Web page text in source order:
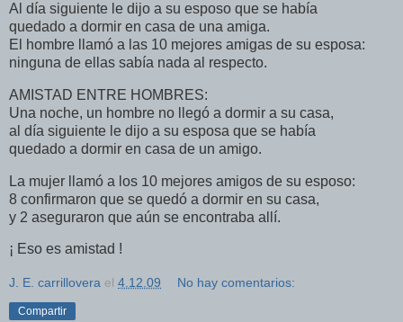
Al día siguiente le dijo a su esposo que se había
quedado a dormir en casa de una amiga.
El hombre llamó a las 10 mejores amigas de su esposa:
ninguna de ellas sabía nada al respecto.
AMISTAD ENTRE HOMBRES:
Una noche, un hombre no llegó a dormir a su casa,
al día siguiente le dijo a su esposa que se había
quedado a dormir en casa de un amigo.
La mujer llamó a los 10 mejores amigos de su esposo:
8 confirmaron que se quedó a dormir en su casa,
y 2 aseguraron que aún se encontraba allí.
¡ Eso es amistad !
J. E. carrillovera el 4.12.09 No hay comentarios:
Compartir